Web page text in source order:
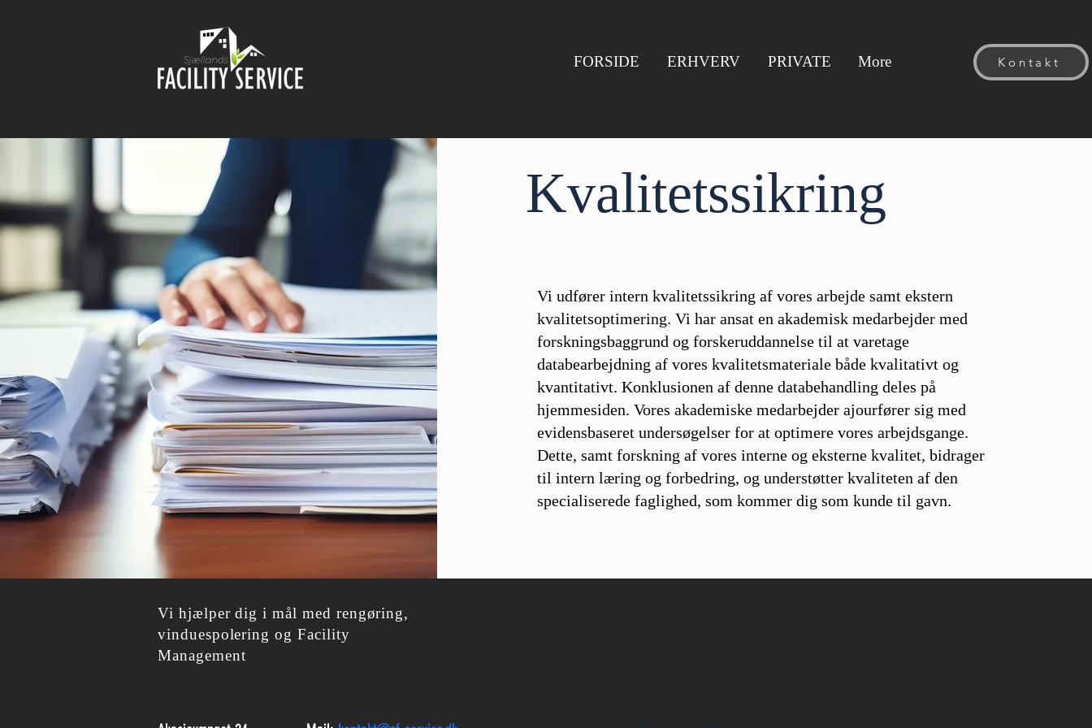
FORSIDE ERHVERV PRIVATE More Kontakt
Kvalitetssikring
Vi udfører intern kvalitetssikring af vores arbejde samt ekstern
kvalitetsoptimering. Vi har ansat en akademisk medarbejder med
forskningsbaggrund og forskeruddannelse til at varetage
databearbejdning af vores kvalitetsmateriale både kvalitativt og
kvantitativt. Konklusionen af denne databehandling deles på
hjemmesiden. Vores akademiske medarbejder ajourfører sig med
evidensbaseret undersøgelser for at optimere vores arbejdsgange.
Dette, samt forskning af vores interne og eksterne kvalitet, bidrager
til intern læring og forbedring, og understøtter kvaliteten af den
specialiserede faglighed, som kommer dig som kunde til gavn.
Vi hjælper dig i mål med rengøring,
vinduespolering og Facility
Management